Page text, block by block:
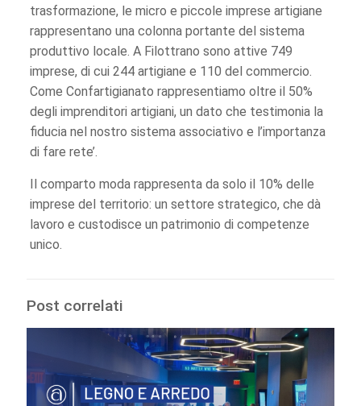
trasformazione, le micro e piccole imprese artigiane
rappresentano una colonna portante del sistema
produttivo locale. A Filottrano sono attive 749
imprese, di cui 244 artigiane e 110 del commercio.
Come Confartigianato rappresentiamo oltre il 50%
degli imprenditori artigiani, un dato che testimonia la
fiducia nel nostro sistema associativo e l’importanza
di fare rete’.
Il comparto moda rappresenta da solo il 10% delle
imprese del territorio: un settore strategico, che dà
lavoro e custodisce un patrimonio di competenze
unico.
Post correlati